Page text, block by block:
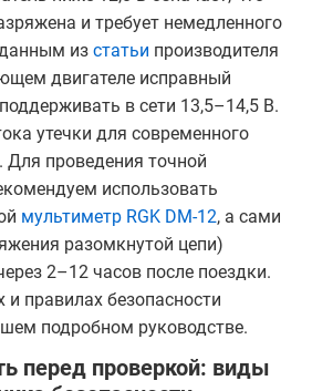
и требует немедленного
из статьи производителя
двигателе исправный
в сети 13,5–14,5 В.
утечки для современного
Для проведения точной
использовать
мультиметр RGK DM-12, а сами
разомкнутой цепи)
2–12 часов после поездки.
и правилах безопасности
подробном руководстве.
перед проверкой: виды